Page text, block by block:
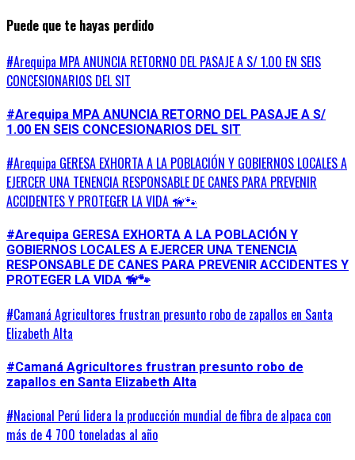
Puede que te hayas perdido
#Arequipa MPA ANUNCIA RETORNO DEL PASAJE A S/ 1.00 EN SEIS
CONCESIONARIOS DEL SIT
#Arequipa MPA ANUNCIA RETORNO DEL PASAJE A S/
1.00 EN SEIS CONCESIONARIOS DEL SIT
#Arequipa GERESA EXHORTA A LA POBLACIÓN Y GOBIERNOS LOCALES A
EJERCER UNA TENENCIA RESPONSABLE DE CANES PARA PREVENIR
ACCIDENTES Y PROTEGER LA VIDA 🦮🐾
#Arequipa GERESA EXHORTA A LA POBLACIÓN Y
GOBIERNOS LOCALES A EJERCER UNA TENENCIA
RESPONSABLE DE CANES PARA PREVENIR ACCIDENTES Y
PROTEGER LA VIDA 🦮🐾
#Camaná Agricultores frustran presunto robo de zapallos en Santa
Elizabeth Alta
#Camaná Agricultores frustran presunto robo de
zapallos en Santa Elizabeth Alta
#Nacional Perú lidera la producción mundial de fibra de alpaca con
más de 4 700 toneladas al año